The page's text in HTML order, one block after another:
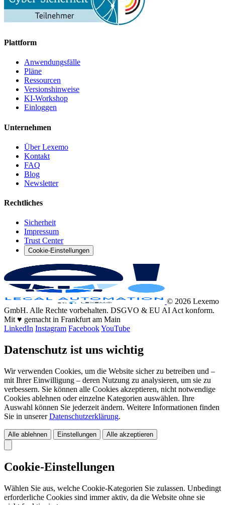
Plattform
Anwendungsfälle
Pläne
Ressourcen
Versionshinweise
KI-Workshop
Einloggen
Unternehmen
Über Lexemo
Kontakt
FAQ
Blog
Newsletter
Rechtliches
Sicherheit
Impressum
Trust Center
Cookie-Einstellungen
© 2026 Lexemo
GmbH. Alle Rechte vorbehalten. DSGVO & EU AI Act konform.
Mit ♥ gemacht in Frankfurt am Main
LinkedIn Instagram FacebookYouTube
Datenschutz ist uns wichtig
Wir verwenden Cookies, um die Website sicher zu betreiben und –
mit Ihrer Einwilligung – deren Nutzung zu analysieren, um sie zu
verbessern. Sie können alle Cookies akzeptieren, nicht notwendige
Cookies ablehnen oder einzelne Kategorien auswählen. Ihre
Auswahl können Sie jederzeit ändern. Weitere Informationen finden
Sie in unsererDatenschutzerklärung.
Alle ablehnen Einstellungen Alle akzeptieren
Cookie-Einstellungen
Wählen Sie aus, welche Cookie-Kategorien Sie zulassen. Unbedingt
erforderliche Cookies sind immer aktiv, da die Website ohne sie